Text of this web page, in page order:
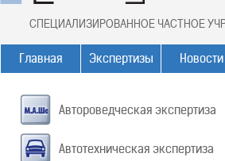
СПЕЦИАЛИЗИРОВАННОЕ ЧАСТНОЕ
Главная Экспертизы Новости
Автороведческая экспертиза
Автотехническая экспертиза